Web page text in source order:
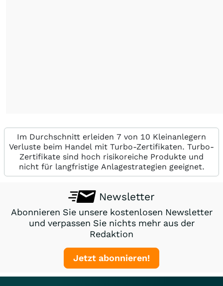
Im Durchschnitt erleiden 7 von 10 Kleinanlegern
Verluste beim Handel mit Turbo-Zertifikaten. Turbo-
Zertifikate sind hoch risikoreiche Produkte und
nicht für langfristige Anlagestrategien geeignet.
Newsletter
Abonnieren Sie unsere kostenlosen Newsletter
und verpassen Sie nichts mehr aus der
Redaktion
Jetzt abonnieren!